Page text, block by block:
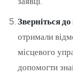
Зверніться до
отримали
місцевого
допомогти